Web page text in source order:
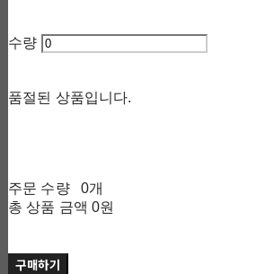
수량
품절된 상품입니다.
주문 수량
0개
총 상품 금액 0원
구매하기